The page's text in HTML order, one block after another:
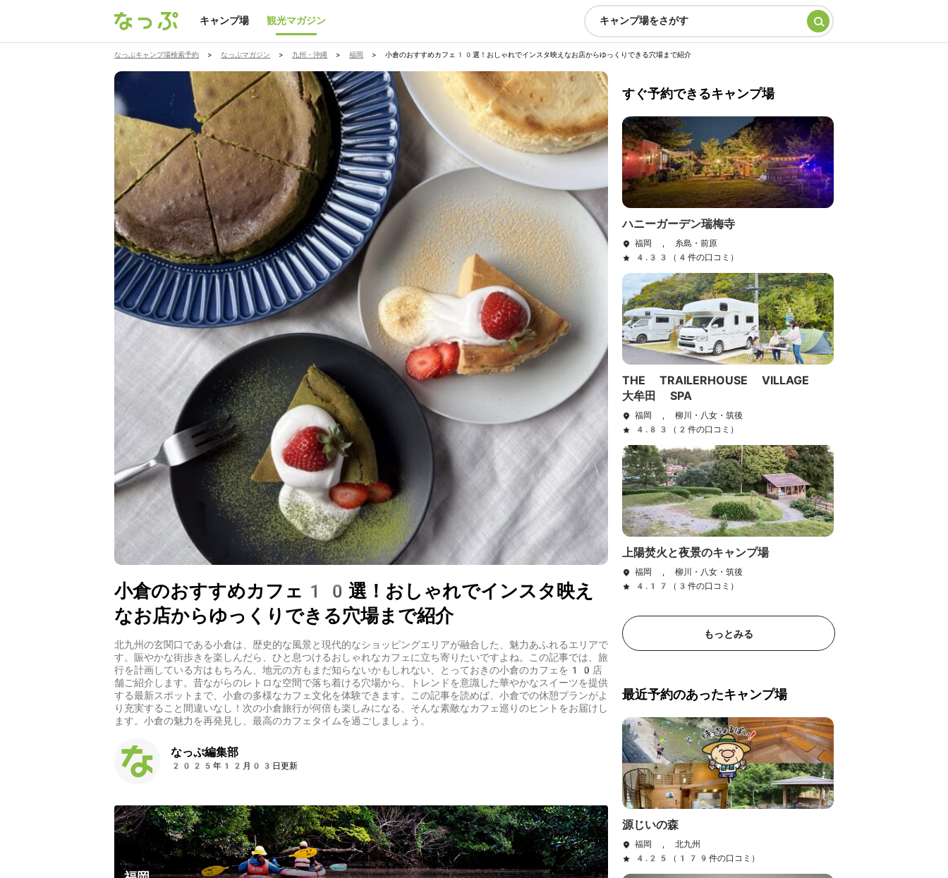
キャンプ場 観光マガジン キャンプ場をさがす
なっぷキャンプ場検索予約 > なっぷマガジン > 九州・沖縄 > 福岡 > 小倉のおすすめカフェ10選！おしゃれでインスタ映えなお店からゆっくりできる穴場まで紹介
小倉のおすすめカフェ10選！おしゃれでインスタ映え
なお店からゆっくりできる穴場まで紹介
北九州の玄関口である小倉は、歴史的な風景と現代的なショッピングエリアが融合した、魅力あふれるエリアで
す。賑やかな街歩きを楽しんだら、ひと息つけるおしゃれなカフェに立ち寄りたいですよね。この記事では、旅
行を計画している方はもちろん、地元の方もまだ知らないかもしれない、とっておきの小倉のカフェを10店
舗ご紹介します。昔ながらのレトロな空間で落ち着ける穴場から、トレンドを意識した華やかなスイーツを提供
する最新スポットまで、小倉の多様なカフェ文化を体験できます。この記事を読めば、小倉での休憩プランがよ
り充実すること間違いなし！次の小倉旅行が何倍も楽しみになる、そんな素敵なカフェ巡りのヒントをお届けし
ます。小倉の魅力を再発見し、最高のカフェタイムを過ごしましょう。
なっぷ編集部
2025年12月03日更新
すぐ予約できるキャンプ場
ハニーガーデン瑞梅寺
福岡 , 糸島・前原
4.33（4件の口コミ）
THE TRAILERHOUSE VILLAGE
大牟田 SPA
福岡 , 柳川・八女・筑後
4.83（2件の口コミ）
上陽焚火と夜景のキャンプ場
福岡 , 柳川・八女・筑後
4.17（3件の口コミ）
もっとみる
最近予約のあったキャンプ場
源じいの森
福岡 , 北九州
4.25（179件の口コミ）